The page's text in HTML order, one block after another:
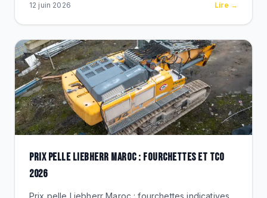
12 juin 2026 Lire →
PRIX PELLE LIEBHERR MAROC : FOURCHETTES ET TCO
2026
Prix pelle Liebherr Maroc : fourchettes indicatives